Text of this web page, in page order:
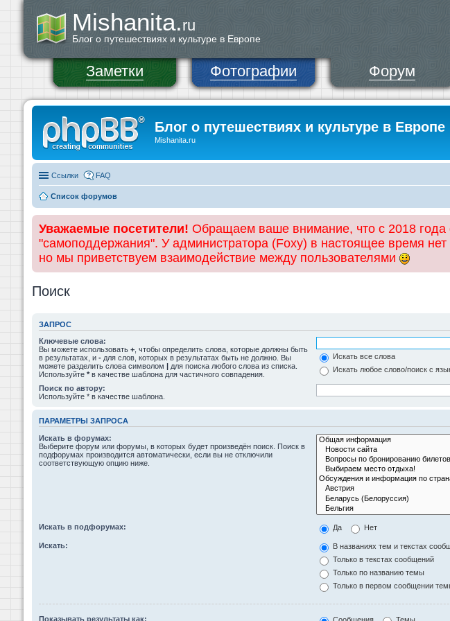
Mishanita.ru
Блог о путешествиях и культуре в Европе
Заметки Фотографии Форум
Блог о путешествиях и культуре в Европе
Mishanita.ru
Ссылки FAQ
Список форумов
Уважаемые посетители! Обращаем ваше внимание, что с 2018
"самоподдержания". У администратора (Foxy) в настоящее время
но мы приветствуем взаимодействие между пользователями
Поиск
ЗАПРОС
Ключевые слова:
Вы можете использовать + , чтобы определить слова, которые должны быть
в результатах, и - для слов, которых в результатах быть не должно. Вы
можете разделить слова символом | для поиска любого слова из списка.
Используйте * в качестве шаблона для частичного совпадения.
Искать все слова
Искать любое слово/поиск с
Поиск по автору:
Используйте * в качестве шаблона.
ПАРАМЕТРЫ ЗАПРОСА
Искать в форумах:
Выберите форум или форумы, в которых будет произведён поиск. Поиск в
подфорумах производится автоматически, если вы не отключили
соответствующую опцию ниже.
Искать в подфорумах: Да Нет
Искать:
В названиях тем и текстах
Только в текстах сообщений
Только по названию темы
Только в первом сообщении
Показывать результаты как: